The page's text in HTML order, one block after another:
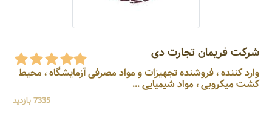
شرکت فریمان تجارت دی
وارد کننده ، فروشنده تجهیزات و مواد مصرفی آزمایشگاه ، محیط
کشت میکروبی ، مواد شیمیایی ...
7335 بازدید